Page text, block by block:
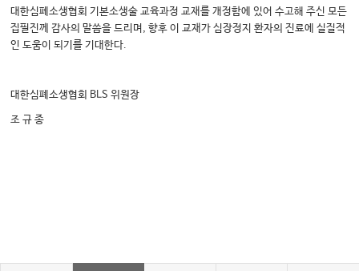
대한심폐소생협회 기본소생술 교육과정 교재를 개정함에 있어 수고해 주신 모든
집필진께 감사의 말씀을 드리며, 향후 이 교재가 심장정지 환자의 진료에 실질적
인 도움이 되기를 기대한다.
대한심폐소생협회 BLS 위원장
조 규 종